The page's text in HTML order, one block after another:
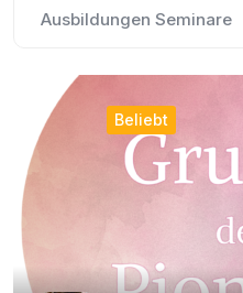
Ausbildungen Seminare
Beliebt